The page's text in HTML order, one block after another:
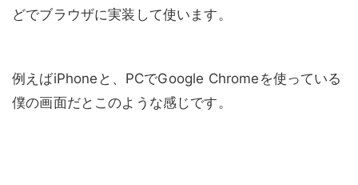
どでブラウザに実装して使います。
例えばiPhoneと、PCでGoogle Chromeを使っている
僕の画面だとこのような感じです。